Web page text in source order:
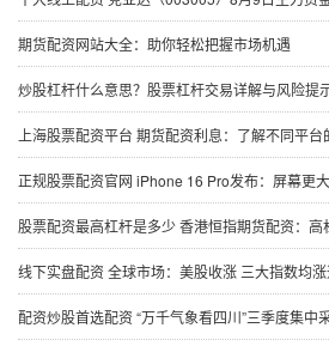
期货配资网站大全：助你轻松把握市场机遇
炒股杠杆什么意思？股票杠杆交易详解与风险提
上海股票配资平台 期货配资利息：了解不同平台
正规股票配资官网 iPhone 16 Pro发布：屏幕更
股票配资最高杠杆是多少 香港恒指期货配资：
线下实盘配资 全球市场：美股收涨 三大指数均
配资炒股首选配资 “万千气象看四川”三季度集中